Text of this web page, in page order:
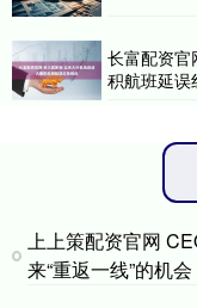
长富配资官
积航班延误
上上策配资官网
来“重返一线”的机会